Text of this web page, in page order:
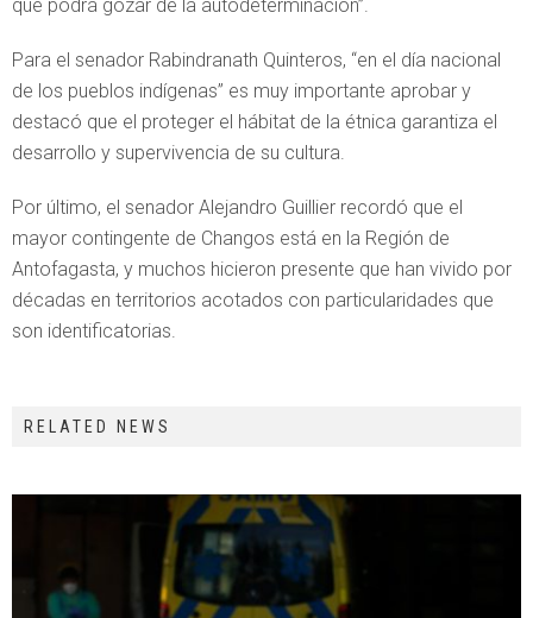
que podrá gozar de la autodeterminación”.
Para el senador Rabindranath Quinteros, “en el día nacional
de los pueblos indígenas” es muy importante aprobar y
destacó que el proteger el hábitat de la étnica garantiza el
desarrollo y supervivencia de su cultura.
Por último, el senador Alejandro Guillier recordó que el
mayor contingente de Changos está en la Región de
Antofagasta, y muchos hicieron presente que han vivido por
décadas en territorios acotados con particularidades que
son identificatorias.
RELATED NEWS